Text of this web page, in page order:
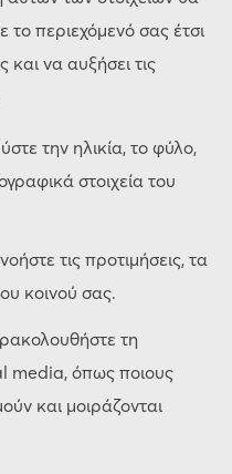
περιεχόμενό σας έτσι
και να αυξήσει τις
την ηλικία, το φύλο,
στοιχεία του
τις προτιμήσεις, τα
κοινού σας.
τη
media, όπως ποιους
και μοιράζονται